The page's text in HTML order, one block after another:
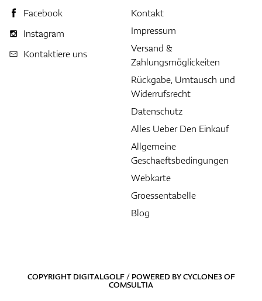
Facebook
Instagram
Kontaktiere uns
Kontakt
Impressum
Versand &
Zahlungsmöglickeiten
Rückgabe, Umtausch und
Widerrufsrecht
Datenschutz
Alles Ueber Den Einkauf
Allgemeine
Geschaeftsbedingungen
Webkarte
Groessentabelle
Blog
COPYRIGHT DIGITALGOLF / POWERED BYCYCLONE3OF
COMSULTIA